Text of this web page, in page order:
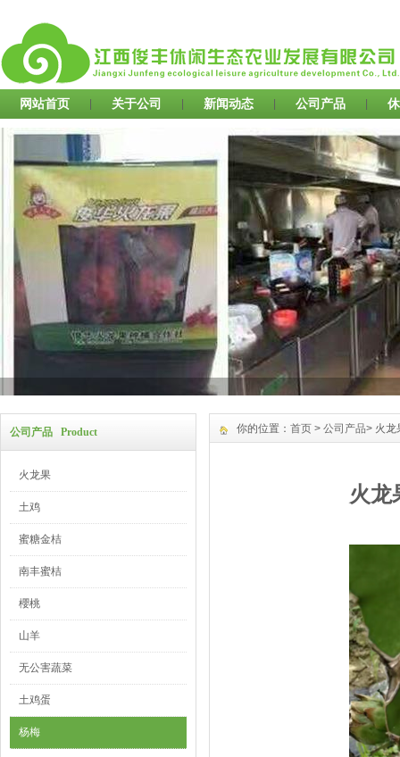
网站首页 关于公司 新闻动态 公司产品
公司产品 Product
火龙果
土鸡
蜜糖金桔
南丰蜜桔
櫻桃
山羊
无公害蔬菜
土鸡蛋
杨梅
你的位置： 首页 > 公司产品> 火龙
火龙